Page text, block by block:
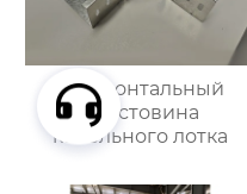
Горизонтальный
крестовина
кабельного лотка